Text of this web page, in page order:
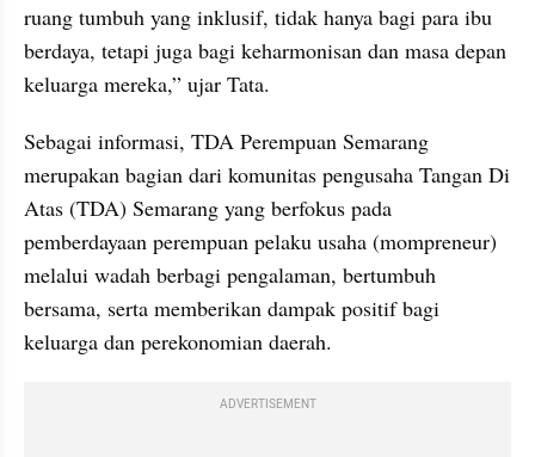
ruang tumbuh yang inklusif, tidak hanya bagi para ibu
berdaya, tetapi juga bagi keharmonisan dan masa depan
keluarga mereka,” ujar Tata.
Sebagai informasi, TDA Perempuan Semarang
merupakan bagian dari komunitas pengusaha Tangan Di
Atas (TDA) Semarang yang berfokus pada
pemberdayaan perempuan pelaku usaha (mompreneur)
melalui wadah berbagi pengalaman, bertumbuh
bersama, serta memberikan dampak positif bagi
keluarga dan perekonomian daerah.
ADVERTISEMENT